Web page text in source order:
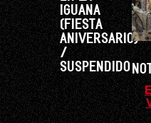
IGUANA
(FIESTA
ANIVERSARIO)
/
SUSPENDIDO